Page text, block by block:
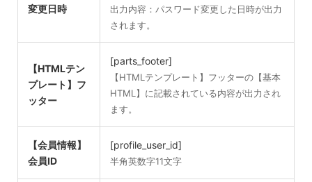
変更日時
出力内容：パスワード変更した日時が出力
されます。
【HTMLテン
プレート】フ
ッター
[parts_footer]
【HTMLテンプレート】フッターの【基本
HTML】に記載されている内容が出力され
ます。
【会員情報】
会員ID
[profile_user_id]
半角英数字11文字